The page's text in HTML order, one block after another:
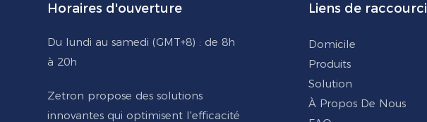
Horaires d'ouverture
Du lundi au samedi (GMT+8) : de 8h
à 20h
Zetron propose des solutions
innovantes qui optimisent l'efficacité
Liens de raccourci
Domicile
Produits
Solution
À Propos De Nous